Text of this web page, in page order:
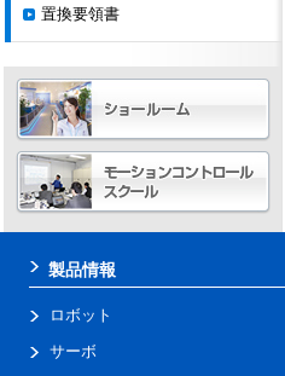
置換要領書
製品情報
ロボット
サーボ